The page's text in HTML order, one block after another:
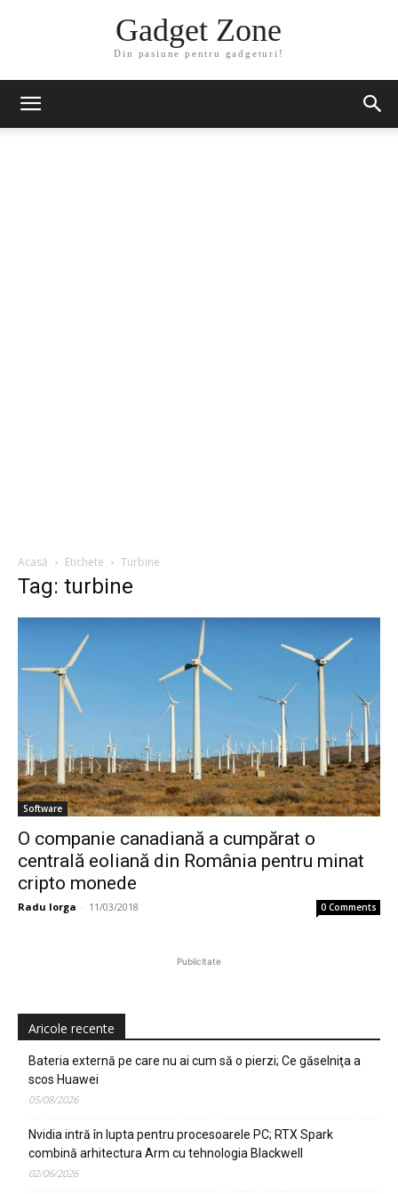
Gadget Zone
Din pasiune pentru gadgeturi!
Acasă Etichete Turbine
Tag: turbine
Software
O companie canadiană a cumpărat o
centrală eoliană din România pentru minat
cripto monede
Radu Iorga - 11/03/2018 0 Comments
Publicitate
Aricole recente
Bateria externă pe care nu ai cum să o pierzi; Ce găselniţa a
scos Huawei
05/08/2026
Nvidia intră în lupta pentru procesoarele PC; RTX Spark
combină arhitectura Arm cu tehnologia Blackwell
02/06/2026